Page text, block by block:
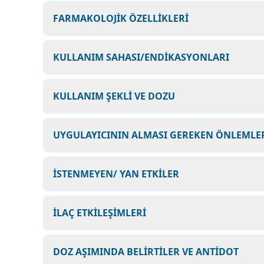
FARMAKOLOJİK ÖZELLİKLERİ
KULLANIM SAHASI/ENDİKASYONLARI
KULLANIM ŞEKLİ VE DOZU
UYGULAYICININ ALMASI GEREKEN
İSTENMEYEN/ YAN ETKİLER
İLAÇ ETKİLEŞİMLERİ
DOZ AŞIMINDA BELİRTİLER VE ANTİDOT